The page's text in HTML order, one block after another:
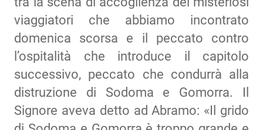
viaggiatori che abbiamo incontrato
domenica scorsa e il peccato contro
l’ospitalità che introduce il capitolo
successivo, peccato che condurrà alla
distruzione di Sodoma e Gomorra. Il
Signore aveva detto ad Abramo: «Il grido